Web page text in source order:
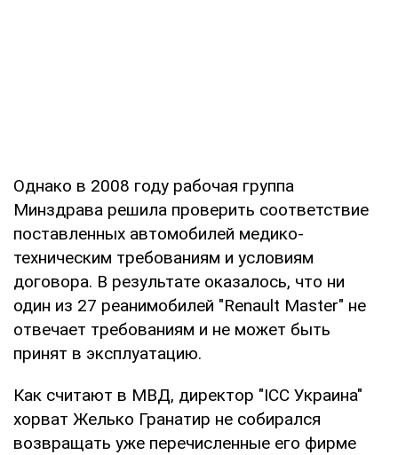
Однако в 2008 году рабочая группа
Минздрава решила проверить соответствие
поставленных автомобилей медико-
техническим требованиям и условиям
договора. В результате оказалось, что ни
один из 27 реанимобилей "Renault Master" не
отвечает требованиям и не может быть
принят в эксплуатацию.
Как считают в МВД, директор "ІСС Украина"
хорват Желько Гранатир не собирался
возвращать уже перечисленные его фирме